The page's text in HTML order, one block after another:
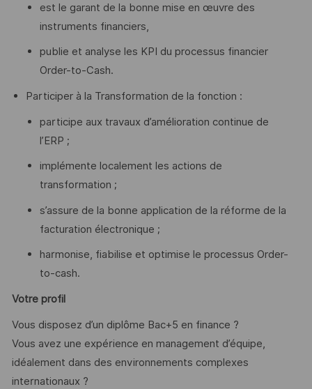
est le garant de la bonne mise en œuvre des
instruments financiers,
publie et analyse les KPI du processus financier
Order-to-Cash.
Participer à la Transformation de la fonction :
participe aux travaux d’amélioration continue de
l’ERP ;
implémente localement les actions de
transformation ;
s’assure de la bonne application de la réforme de la
facturation électronique ;
harmonise, fiabilise et optimise le processus Order-
to-cash.
Votre profil
Vous disposez d’un diplôme Bac+5 en finance ?
Vous avez une expérience en management d’équipe,
idéalement dans des environnements complexes
internationaux ?